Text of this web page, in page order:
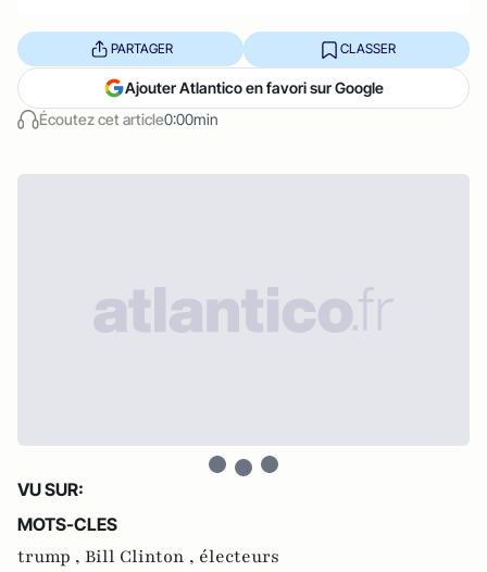
Écoutez cet article0:00min
PARTAGER CLASSER
Ajouter Atlantico en favori sur Google
VU SUR:
MOTS-CLES
trump , Bill Clinton , électeurs